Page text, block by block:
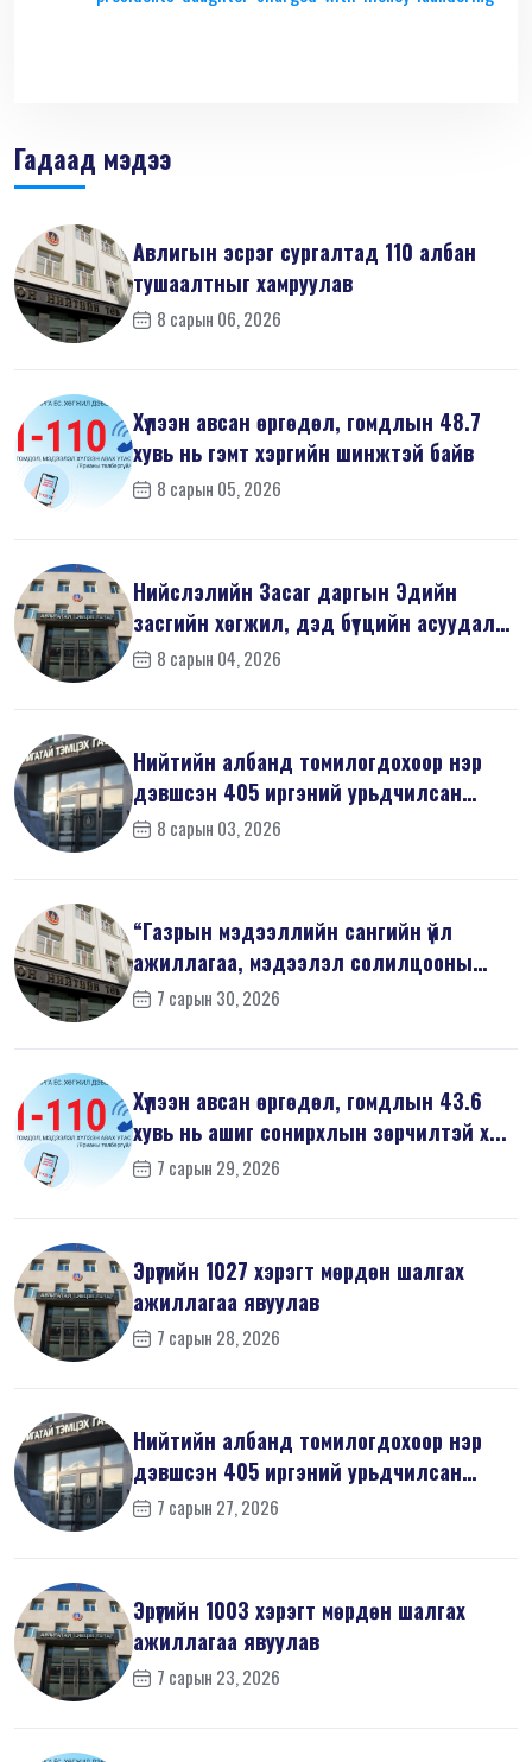
Гадаад мэдээ
Авлигын эсрэг сургалтад 110 албан
тушаалтныг хамруулав
8 сарын 06, 2026
Хүлээн авсан өргөдөл, гомдлын 48.7
хувь нь гэмт хэргийн шинжтэй байв
8 сарын 05, 2026
Нийслэлийн Засаг даргын Эдийн
засгийн хөгжил, дэд бүтцийн асуудал
хари...
8 сарын 04, 2026
Нийтийн албанд томилогдохоор нэр
дэвшсэн 405 иргэний урьдчилсан
мэдүүл...
8 сарын 03, 2026
“Газрын мэдээллийн сангийн үйл
ажиллагаа, мэдээлэл солилцооны
журам”-...
7 сарын 30, 2026
Хүлээн авсан өргөдөл, гомдлын 43.6
хувь нь ашиг сонирхлын зөрчилтэй х...
7 сарын 29, 2026
Эрүүгийн 1027 хэрэгт мөрдөн шалгах
ажиллагаа явуулав
7 сарын 28, 2026
Нийтийн албанд томилогдохоор нэр
дэвшсэн 405 иргэний урьдчилсан
мэдүүл...
7 сарын 27, 2026
Эрүүгийн 1003 хэрэгт мөрдөн шалгах
ажиллагаа явуулав
7 сарын 23, 2026